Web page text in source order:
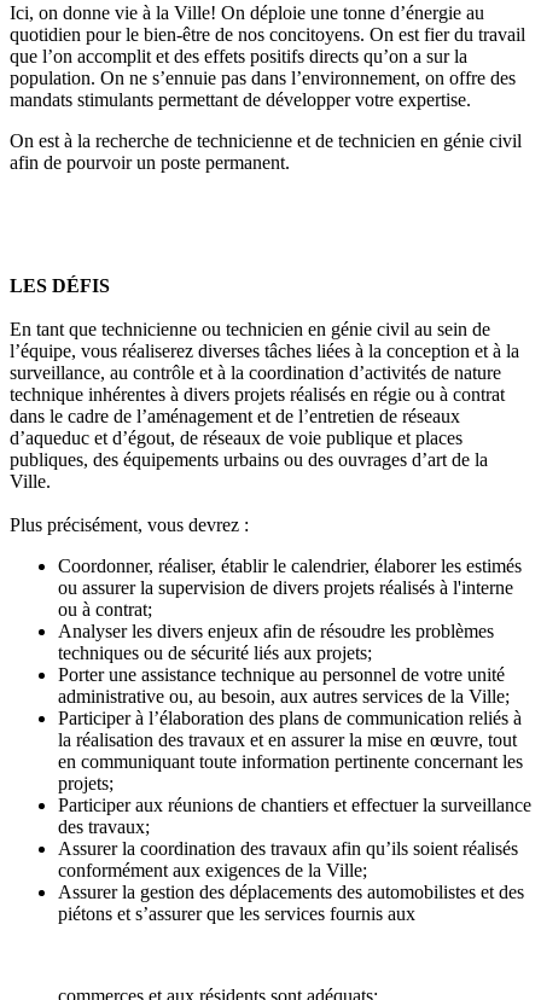
Ici, on donne vie à la Ville! On déploie une tonne d’énergie au
quotidien pour le bien-être de nos concitoyens. On est fier du travail
que l’on accomplit et des effets positifs directs qu’on a sur la
population. On ne s’ennuie pas dans l’environnement, on offre des
mandats stimulants permettant de développer votre expertise.
On est à la recherche de technicienne et de technicien en génie civil
afin de pourvoir un poste permanent.
LES DÉFIS
En tant que technicienne ou technicien en génie civil au sein de
l’équipe, vous réaliserez diverses tâches liées à la conception et à la
surveillance, au contrôle et à la coordination d’activités de nature
technique inhérentes à divers projets réalisés en régie ou à contrat
dans le cadre de l’aménagement et de l’entretien de réseaux
d’aqueduc et d’égout, de réseaux de voie publique et places
publiques, des équipements urbains ou des ouvrages d’art de la
Ville.
Plus précisément, vous devrez :
Coordonner, réaliser, établir le calendrier, élaborer les estimés
ou assurer la supervision de divers projets réalisés à l'interne
ou à contrat;
Analyser les divers enjeux afin de résoudre les problèmes
techniques ou de sécurité liés aux projets;
Porter une assistance technique au personnel de votre unité
administrative ou, au besoin, aux autres services de la Ville;
Participer à l’élaboration des plans de communication reliés à
la réalisation des travaux et en assurer la mise en œuvre, tout
en communiquant toute information pertinente concernant les
projets;
Participer aux réunions de chantiers et effectuer la surveillance
des travaux;
Assurer la coordination des travaux afin qu’ils soient réalisés
conformément aux exigences de la Ville;
Assurer la gestion des déplacements des automobilistes et des
piétons et s’assurer que les services fournis aux
commerces et aux résidents sont adéquats;